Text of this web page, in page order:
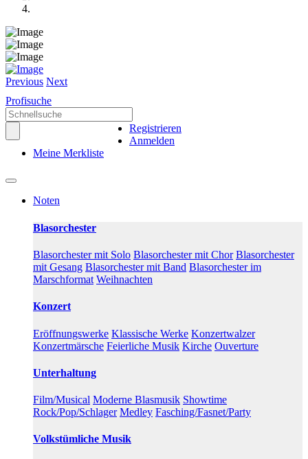
Previous Next
Profisuche
Registrieren
Anmelden
Meine Merkliste
Noten
Blasorchester
Blasorchester mit Solo Blasorchester mit Chor Blasorchester
mit Gesang Blasorchester mit Band Blasorchester im
Marschformat Weihnachten
Konzert
Eröffnungswerke Klassische Werke Konzertwalzer
Konzertmärsche Feierliche Musik Kirche Ouverture
Unterhaltung
Film/Musical Moderne Blasmusik Showtime
Rock/Pop/Schlager Medley Fasching/Fasnet/Party
Volkstümliche Musik